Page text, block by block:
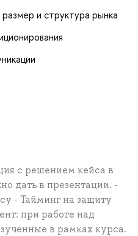
и структура рынка
с решением кейса в
дать в презентации. -
- Тайминг на защиту
при работе над
в рамках курса.